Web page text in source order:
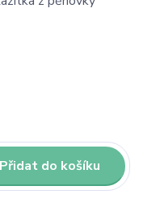
Přidat do košíku